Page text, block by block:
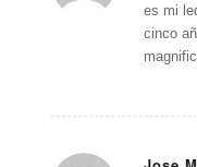
es mi
cinco